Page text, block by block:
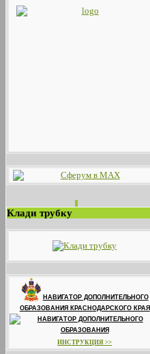
Клади трубку
НАВИГАТОР ДОПОЛНИТЕЛЬНОГО
ОБРАЗОВАНИЯ КРАСНОДАРСКОГО КРАЯ
ИНСТРУКЦИЯ >>